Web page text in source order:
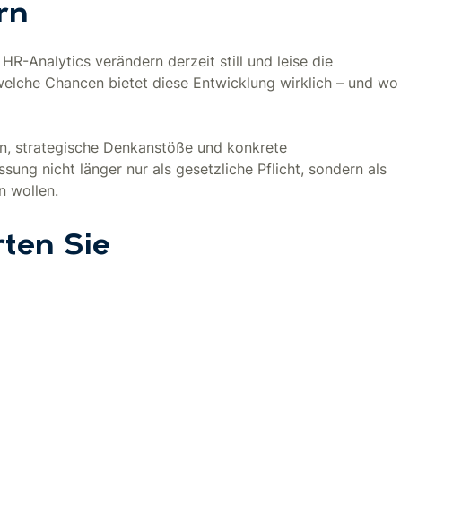
Analytics verändern derzeit still und leise die
Chancen bietet diese Entwicklung wirklich – und wo
strategische Denkanstöße und konkrete
nicht länger nur als gesetzliche Pflicht, sondern als
wollen.
Sie